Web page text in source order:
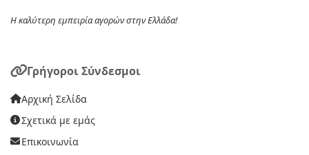
Η καλύτερη εμπειρία αγορών στην Ελλάδα!
Γρήγοροι Σύνδεσμοι
Αρχική Σελίδα
Σχετικά με εμάς
Επικοινωνία